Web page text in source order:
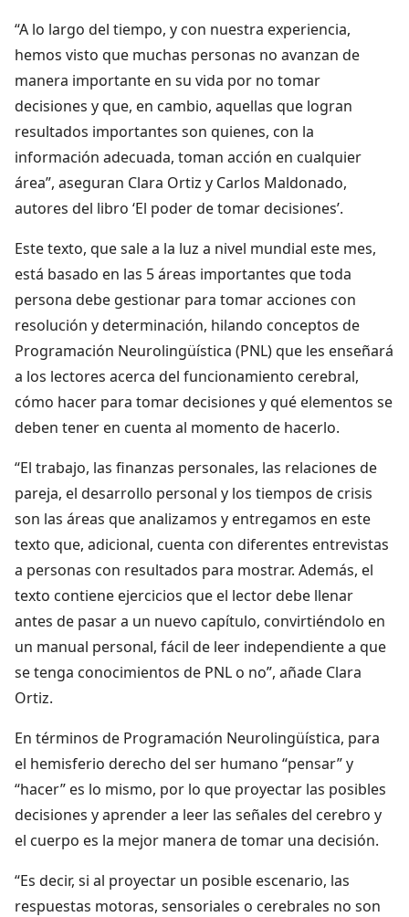
“A lo largo del tiempo, y con nuestra experiencia,
hemos visto que muchas personas no avanzan de
manera importante en su vida por no tomar
decisiones y que, en cambio, aquellas que logran
resultados importantes son quienes, con la
información adecuada, toman acción en cualquier
área”, aseguran Clara Ortiz y Carlos Maldonado,
autores del libro ‘El poder de tomar decisiones’.
Este texto, que sale a la luz a nivel mundial este mes,
está basado en las 5 áreas importantes que toda
persona debe gestionar para tomar acciones con
resolución y determinación, hilando conceptos de
Programación Neurolingüística (PNL) que les enseñará
a los lectores acerca del funcionamiento cerebral,
cómo hacer para tomar decisiones y qué elementos se
deben tener en cuenta al momento de hacerlo.
“El trabajo, las finanzas personales, las relaciones de
pareja, el desarrollo personal y los tiempos de crisis
son las áreas que analizamos y entregamos en este
texto que, adicional, cuenta con diferentes entrevistas
a personas con resultados para mostrar. Además, el
texto contiene ejercicios que el lector debe llenar
antes de pasar a un nuevo capítulo, convirtiéndolo en
un manual personal, fácil de leer independiente a que
se tenga conocimientos de PNL o no”, añade Clara
Ortiz.
En términos de Programación Neurolingüística, para
el hemisferio derecho del ser humano “pensar” y
“hacer” es lo mismo, por lo que proyectar las posibles
decisiones y aprender a leer las señales del cerebro y
el cuerpo es la mejor manera de tomar una decisión.
“Es decir, si al proyectar un posible escenario, las
respuestas motoras, sensoriales o cerebrales no son